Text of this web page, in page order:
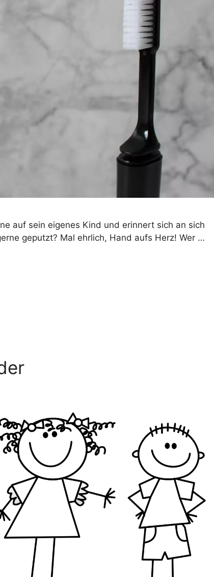
auf sein eigenes Kind und erinnert sich an sich
geputzt? Mal ehrlich, Hand aufs Herz! Wer …